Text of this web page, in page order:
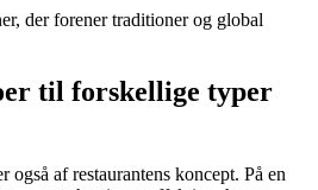
der forener traditioner og global
til forskellige typer
af restaurantens koncept. På en